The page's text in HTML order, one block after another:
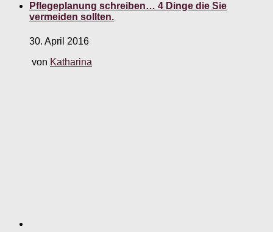
Pflegeplanung schreiben… 4 Dinge die Sie
vermeiden sollten.
30. April 2016
von Katharina